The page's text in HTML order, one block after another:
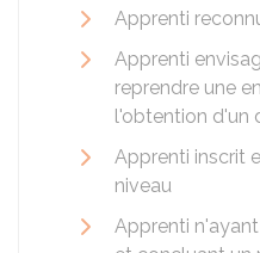
Apprenti
Apprenti
reprendre une
l'obtention d'un
Apprenti inscrit
niveau
Apprenti